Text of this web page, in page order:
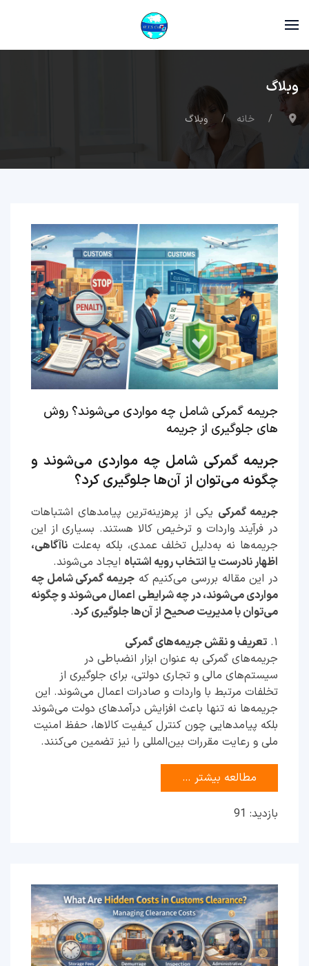
وبلاگ
خانه وبلاگ
جریمه گمرکی شامل چه مواردی می‌شوند؟ روش
های جلوگیری از جریمه
جریمه گمرکی شامل چه مواردی می‌شوند و
چگونه می‌توان از آن‌ها جلوگیری کرد؟
جریمه گمرکی یکی از پرهزینه‌ترین پیامدهای اشتباهات
در فرآیند واردات و ترخیص کالا هستند. بسیاری از این
جریمه‌ها نه به‌دلیل تخلف عمدی، بلکه به‌علت ناآگاهی،
اظهار نادرست یا انتخاب رویه اشتباه ایجاد می‌شوند.
در این مقاله بررسی می‌کنیم که جریمه گمرکی شامل چه
مواردی می‌شوند، در چه شرایطی اعمال می‌شوند و چگونه
می‌توان با مدیریت صحیح از آن‌ها جلوگیری کرد.
۱. تعریف و نقش جریمه‌های گمرکی
جریمه‌های گمرکی به عنوان ابزار انضباطی در
سیستم‌های مالی و تجاری دولتی، برای جلوگیری از
تخلفات مرتبط با واردات و صادرات اعمال می‌شوند. این
جریمه‌ها نه تنها باعث افزایش درآمدهای دولت می‌شوند
بلکه پیامدهایی چون کنترل کیفیت کالاها، حفظ امنیت
ملی و رعایت مقررات بین‌المللی را نیز تضمین می‌کنند.
مطالعه بیشتر …
بازدید: 91